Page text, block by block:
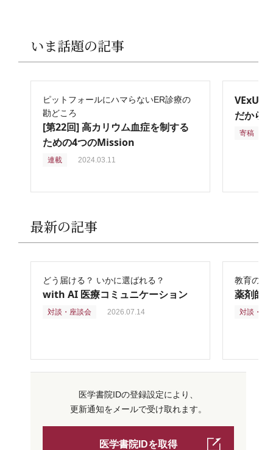
いま話題の記事
ピットフォールにハマらないER診療の
勘どころ
[第22回] 高カリウム血症を制する
ための4つのMission
連載 2024.03.11
VExUS
だから
寄稿
最新の記事
どう届ける？ いかに選ばれる？
with AI 医療コミュニケーション
対談・座談会 2026.07.14
教育の再
薬剤師
対談・座
医学書院IDの登録設定により、
更新通知をメールで受け取れます。
医学書院IDを取得